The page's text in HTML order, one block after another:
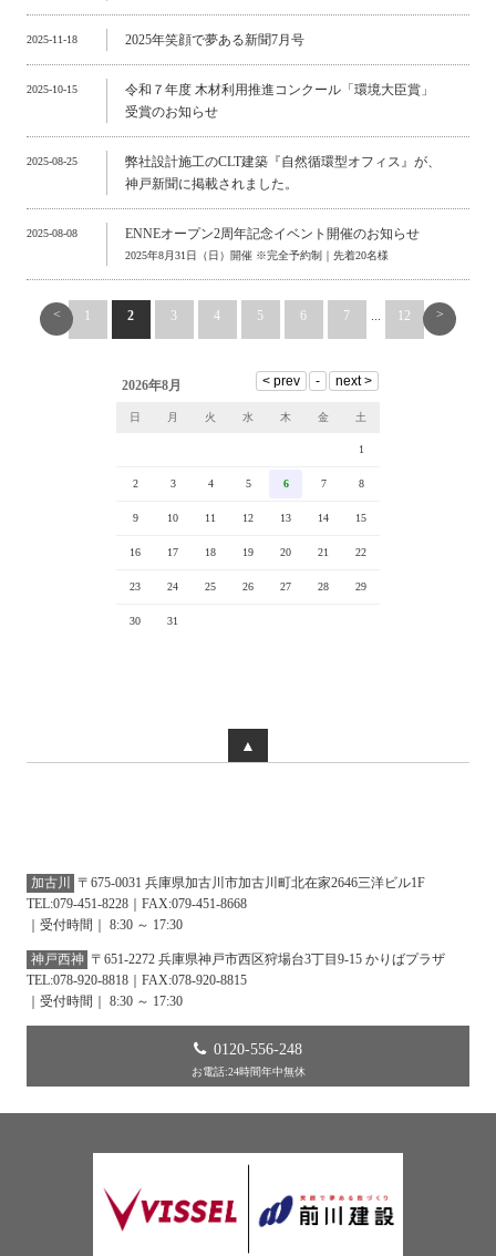
2025-11-18 2025年笑顔で夢ある新聞7月号
2025-10-15
令和７年度 木材利用推進コンクール「環境大臣賞」
受賞のお知らせ
2025-08-25
弊社設計施工のCLT建築『自然循環型オフィス』が、
神戸新聞に掲載されました。
2025-08-08 ENNEオープン2周年記念イベント開催のお知らせ
2025年8月31日（日）開催 ※完全予約制｜先着20名様
< 1 2 3 4 5 6 7 ... 12 >
2026年8月
日 月 火 水 木 金 土
1
2 3 4 5 6 7 8
9 10 11 12 13 14 15
16 17 18 19 20 21 22
23 24 25 26 27 28 29
30 31
▲
加古川
〒675-0031 兵庫県加古川市加古川町北在家2646三洋ビル1F
TEL:079-451-8228｜FAX:079-451-8668
｜受付時間｜ 8:30 ～ 17:30
神戸西神 〒651-2272 兵庫県神戸市西区狩場台3丁目9-15 かりばプラザ
TEL:078-920-8818｜FAX:078-920-8815
｜受付時間｜ 8:30 ～ 17:30
0120-556-248
お電話:24時間年中無休